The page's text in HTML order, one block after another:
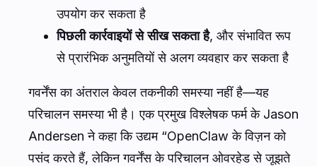
उपयोग कर सकता है
पिछली कार्रवाइयों से सीख सकता है, और संभावित रूप
से प्रारंभिक अनुमतियों से अलग व्यवहार कर सकता है
गवर्नेंस का अंतराल केवल तकनीकी समस्या नहीं है—यह
परिचालन समस्या भी है। एक प्रमुख विश्लेषक फर्म के Jason
Andersen ने कहा कि उद्यम “OpenClaw के विज़न को
पसंद करते हैं, लेकिन गवर्नेंस के परिचालन ओवरहेड से जूझते